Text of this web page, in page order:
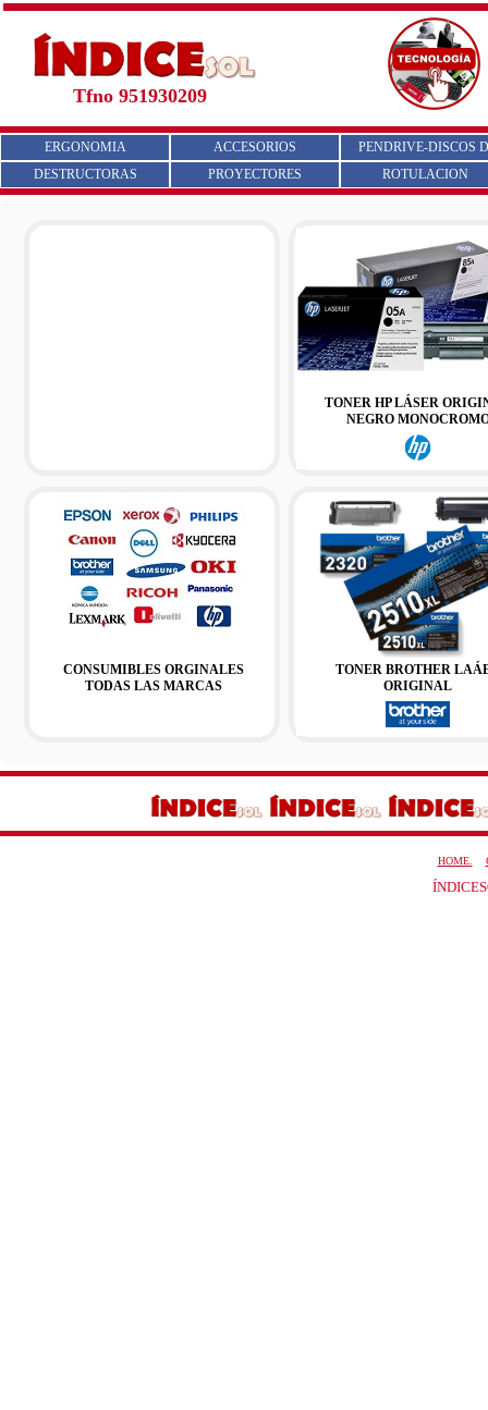
Tfno 951930209
ERGONOMIA ACCESORIOS
PENDRIVE-DISCOS
DESTRUCTORAS
PROYECTORES ROTULACION
TONER HP LÁSER
NEGRO
CONSUMIBLES ORGINALES
TODAS LAS MARCAS
TONER BROTHER
ORIGINAL
NEGRO
HOME.